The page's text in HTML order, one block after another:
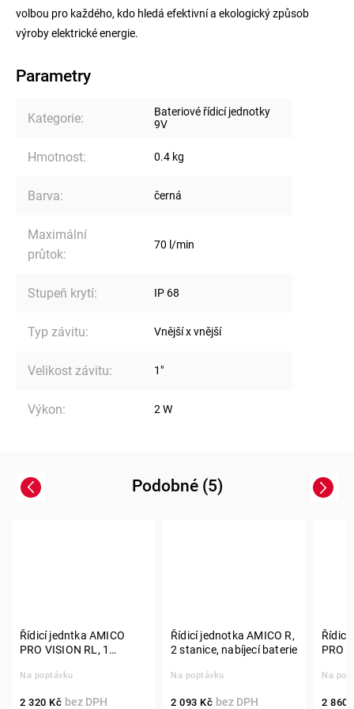
volbou pro každého, kdo hledá efektivní a ekologický způsob
výroby elektrické energie.
Parametry
Kategorie:
Bateriové řídicí jednotky
9V
Hmotnost: 0.4 kg
Barva: černá
Maximální
průtok:
70 l/min
Stupeň krytí: IP 68
Typ závitu: Vnější x vnější
Velikost závitu: 1"
Výkon: 2 W
Podobné (5)
Previous
Řídicí jedntka AMICO
PRO VISION RL, 1
Na poptávku
2 320 Kč
Řídicí jednotka AMICO R,
2 stanice, nabíjecí baterie
Na poptávku
2 093 Kč
Řídicí
PRO
Na
2 860
Next